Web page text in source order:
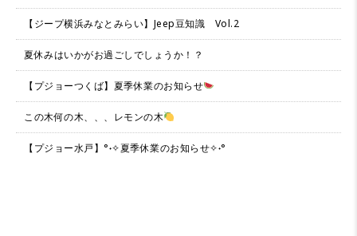
【ジープ横浜みなとみらい】Jeep豆知識 Vol.2
夏休みはいかがお過ごしでしょうか！？
【プジョーつくば】夏季休業のお知らせ
この木何の木、、、レモンの木
【プジョー水戸】°˖✧夏季休業のお知らせ✧˖°